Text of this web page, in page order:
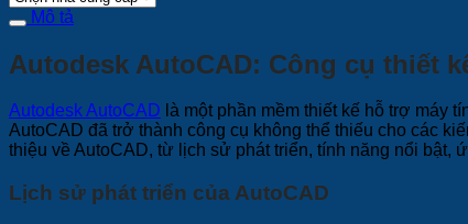
Mô tả
Autodesk AutoCAD: Công cụ thiết
Autodesk AutoCAD là một phần mềm thiết kế hỗ trợ máy
AutoCAD đã trở thành công cụ không thể thiếu cho các
thiệu về AutoCAD, từ lịch sử phát triển, tính năng nổi bật,
Lịch sử phát triển của AutoCAD